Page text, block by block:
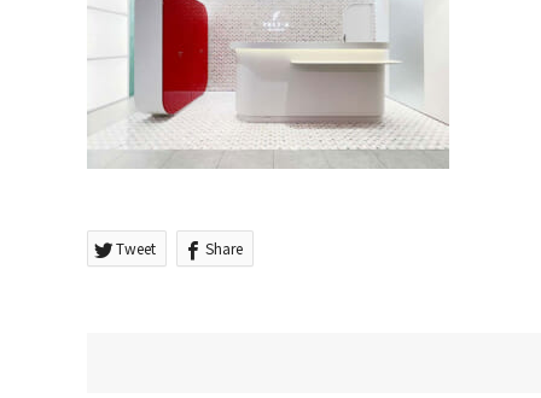
Tweet Share